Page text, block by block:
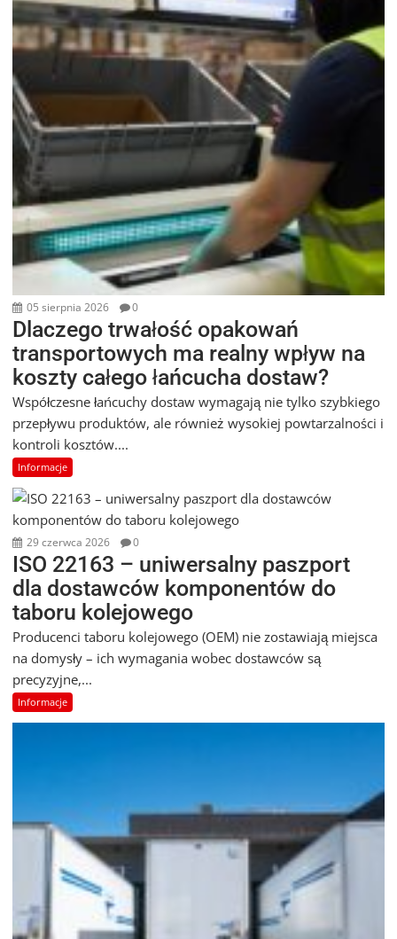
05 sierpnia 2026 0
Dlaczego trwałość opakowań
transportowych ma realny wpływ na
koszty całego łańcucha dostaw?
Współczesne łańcuchy dostaw wymagają nie tylko szybkiego
przepływu produktów, ale również wysokiej powtarzalności i
kontroli kosztów....
Informacje
29 czerwca 2026 0
ISO 22163 – uniwersalny paszport
dla dostawców komponentów do
taboru kolejowego
Producenci taboru kolejowego (OEM) nie zostawiają miejsca
na domysły – ich wymagania wobec dostawców są
precyzyjne,...
Informacje